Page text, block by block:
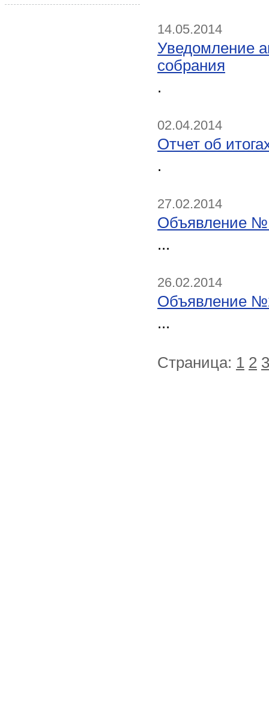
14.05.2014
Уведомление
собрания
.
02.04.2014
Отчет об
.
27.02.2014
Объявление
...
26.02.2014
Объявление
...
Страница: 1 2 3